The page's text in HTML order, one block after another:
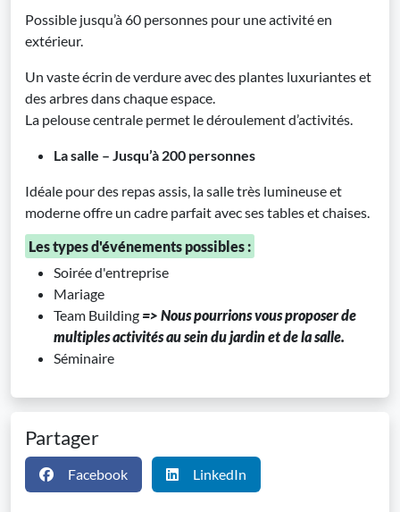
Possible jusqu’à 60 personnes pour une activité en
extérieur.
Un vaste écrin de verdure avec des plantes luxuriantes et
des arbres dans chaque espace.
La pelouse centrale permet le déroulement d’activités.
La salle – Jusqu’à 200 personnes
Idéale pour des repas assis, la salle très lumineuse et
moderne offre un cadre parfait avec ses tables et chaises.
Les types d'événements possibles :
Soirée d'entreprise
Mariage
Team Building => Nous pourrions vous proposer de
multiples activités au sein du jardin et de la salle.
Séminaire
Partager
Facebook LinkedIn